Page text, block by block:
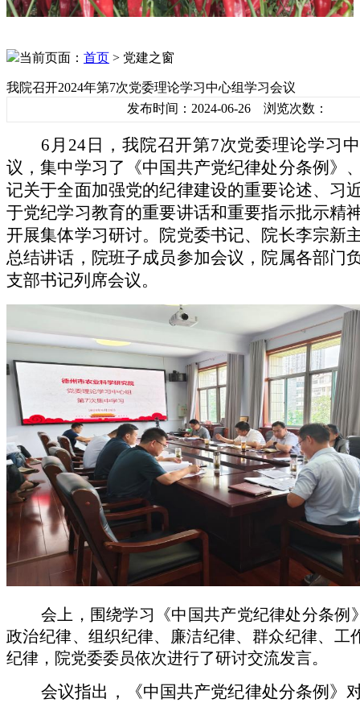
当前页面： 首页 > 党建之窗
我院召开2024年第7次党委理论学习中心组学习会议
发布时间：2024-06-26 浏览次数：
6月24日，我院召开第7次党委理论学习
议，集中学习了《中国共产党纪律处分条例》
记关于全面加强党的纪律建设的重要论述、习
于党纪学习教育的重要讲话和重要指示批示精
开展集体学习研讨。 院党委书记、院长李宗新
总结讲话 ，院班子成员参加会议，院属各部门
支部书记列席会议。
会上，围绕学习《中国共产党纪律处分条例
政治纪律、组织纪律、廉洁纪律、群众纪律、工
纪律，院党委委员依次进行了研讨交流发言。
会议指出，《中国共产党纪律处分条例》